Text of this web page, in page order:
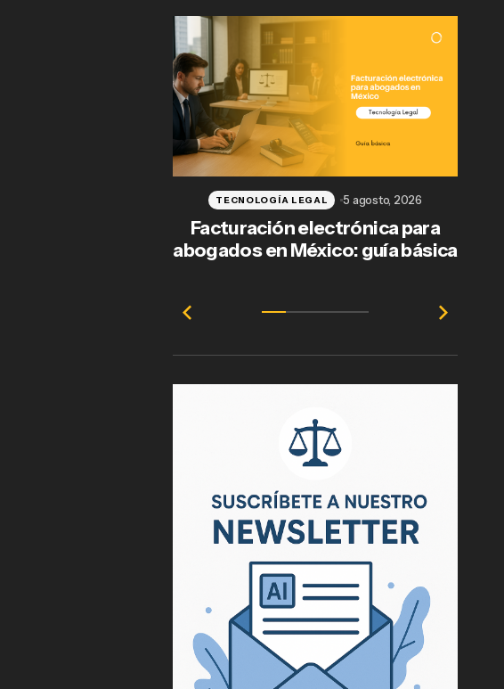
Facturación electrónica para
abogados en México: guía básica
TECNOLOGÍA LEGAL 5 agosto, 2026